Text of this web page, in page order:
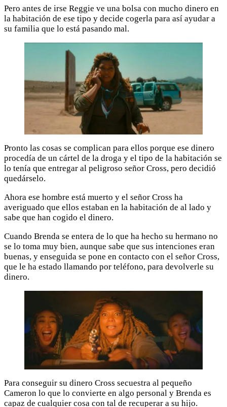
Pero antes de irse Reggie ve una bolsa con mucho dinero en
la habitación de ese tipo y decide cogerla para así ayudar a
su familia que lo está pasando mal.
Pronto las cosas se complican para ellos porque ese dinero
procedía de un cártel de la droga y el tipo de la habitación se
lo tenía que entregar al peligroso señor Cross, pero decidió
quedárselo.
Ahora ese hombre está muerto y el señor Cross ha
averiguado que ellos estaban en la habitación de al lado y
sabe que han cogido el dinero.
Cuando Brenda se entera de lo que ha hecho su hermano no
se lo toma muy bien, aunque sabe que sus intenciones eran
buenas, y enseguida se pone en contacto con el señor Cross,
que le ha estado llamando por teléfono, para devolverle su
dinero.
Para conseguir su dinero Cross secuestra al pequeño
Cameron lo que lo convierte en algo personal y Brenda es
capaz de cualquier cosa con tal de recuperar a su hijo.